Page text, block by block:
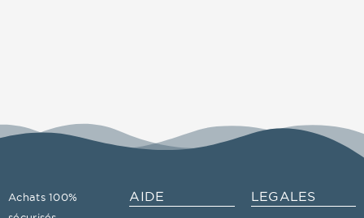
Achats 100%
AIDE LEGALES